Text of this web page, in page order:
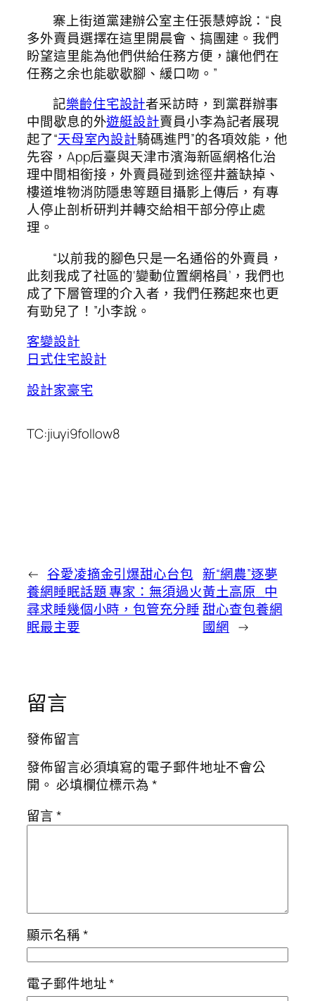
寨上街道黨建辦公室主任張慧婷說：“良
多外賣員選擇在這里開晨會、搞團建。我們
盼望這里能為他們供給任務方便，讓他們在
任務之余也能歇歇腳、緩口吻。”
記樂齡住宅設計者采訪時，到黨群辦事
中間歇息的外遊艇設計賣員小李為記者展現
起了“天母室內設計騎碼進門”的各項效能，他
先容，App后臺與天津市濱海新區網格化治
理中間相銜接，外賣員碰到途徑井蓋缺掉、
樓道堆物消防隱患等題目攝影上傳后，有專
人停止剖析研判并轉交給相干部分停止處
理。
“以前我的腳色只是一名通俗的外賣員，
此刻我成了社區的‘變動位置網格員’，我們也
成了下層管理的介入者，我們任務起來也更
有勁兒了！”小李說。
客變設計
日式住宅設計
設計家豪宅
TC:jiuyi9follow8
← 谷愛凌摘金引爆甜心台包
養網睡眠話題 專家：無須過火
尋求睡幾個小時，包管充分睡
眠最主要
新“網農”逐夢
黃土高原_中
甜心查包養網
國網 →
留言
發佈留言
發佈留言必須填寫的電子郵件地址不會公
開。 必填欄位標示為*
留言*
顯示名稱*
電子郵件地址*